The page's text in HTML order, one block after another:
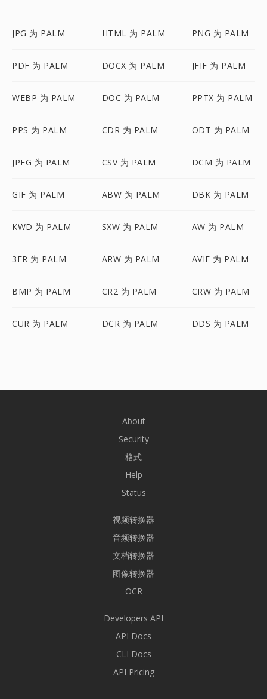
JPG 为 PALM HTML 为 PALM PNG 为 PALM
PDF 为 PALM DOCX 为 PALM JFIF 为 PALM
WEBP 为 PALM DOC 为 PALM PPTX 为 PALM
PPS 为 PALM CDR 为 PALM ODT 为 PALM
JPEG 为 PALM CSV 为 PALM DCM 为 PALM
GIF 为 PALM ABW 为 PALM DBK 为 PALM
KWD 为 PALM SXW 为 PALM AW 为 PALM
3FR 为 PALM ARW 为 PALM AVIF 为 PALM
BMP 为 PALM CR2 为 PALM CRW 为 PALM
CUR 为 PALM DCR 为 PALM DDS 为 PALM
About
Security
格式
Help
Status
视频转换器
音频转换器
文档转换器
图像转换器
OCR
Developers API
API Docs
CLI Docs
API Pricing